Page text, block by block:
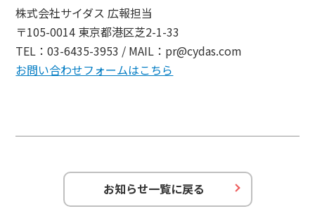
株式会社サイダス 広報担当
〒105-0014 東京都港区芝2-1-33
TEL：03-6435-3953 / MAIL：pr@cydas.com
お問い合わせフォームはこちら
お知らせ一覧に戻る